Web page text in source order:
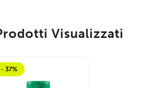
Visualizzati
- 37%